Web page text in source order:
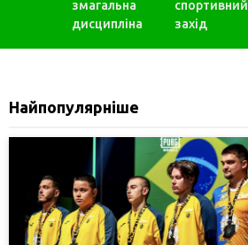
змагальна
дисципліна
спортивний
захід
Найпопулярніше